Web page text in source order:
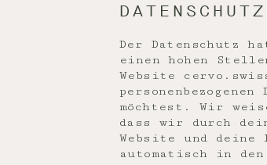
Der Datenschutz
einen hohen
Website
möchtest. Wir
dass wir durch
Website und
automatisch in